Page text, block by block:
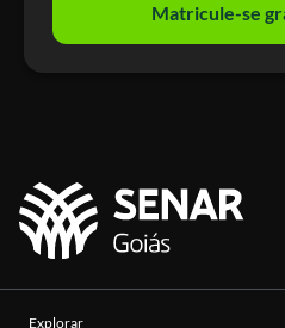
Matricule-se
Explorar